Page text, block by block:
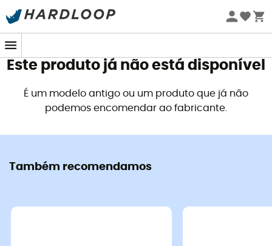
Promoções de verão 🔥 -5% EXTRA a partir de 2 produtos*
Este produto já não está disponível
É um modelo antigo ou um produto que já não
podemos encomendar ao fabricante.
Também recomendamos